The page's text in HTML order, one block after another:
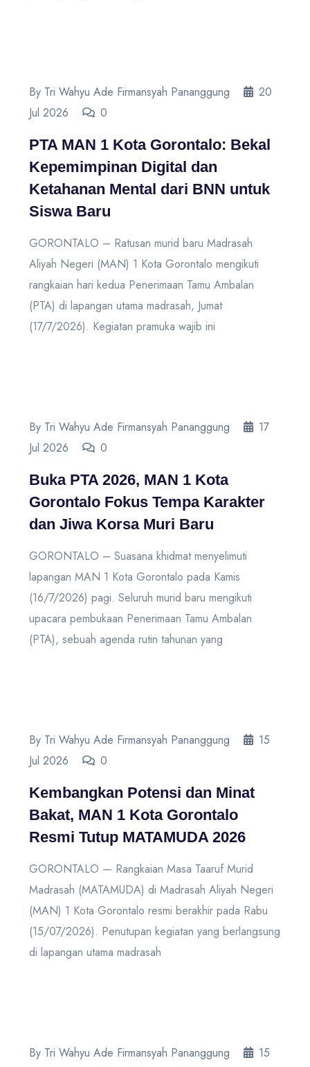
By Tri Wahyu Ade Firmansyah Pananggung
20
Jul 2026
0
PTA MAN 1 Kota Gorontalo: Bekal
Kepemimpinan Digital dan
Ketahanan Mental dari BNN untuk
Siswa Baru
GORONTALO – Ratusan murid baru Madrasah
Aliyah Negeri (MAN) 1 Kota Gorontalo mengikuti
rangkaian hari kedua Penerimaan Tamu Ambalan
(PTA) di lapangan utama madrasah, Jumat
(17/7/2026). Kegiatan pramuka wajib ini
By Tri Wahyu Ade Firmansyah Pananggung
17
Jul 2026
0
Buka PTA 2026, MAN 1 Kota
Gorontalo Fokus Tempa Karakter
dan Jiwa Korsa Muri Baru
GORONTALO – Suasana khidmat menyelimuti
lapangan MAN 1 Kota Gorontalo pada Kamis
(16/7/2026) pagi. Seluruh murid baru mengikuti
upacara pembukaan Penerimaan Tamu Ambalan
(PTA), sebuah agenda rutin tahunan yang
By Tri Wahyu Ade Firmansyah Pananggung
15
Jul 2026
0
Kembangkan Potensi dan Minat
Bakat, MAN 1 Kota Gorontalo
Resmi Tutup MATAMUDA 2026
GORONTALO — Rangkaian Masa Taaruf Murid
Madrasah (MATAMUDA) di Madrasah Aliyah Negeri
(MAN) 1 Kota Gorontalo resmi berakhir pada Rabu
(15/07/2026). Penutupan kegiatan yang berlangsung
di lapangan utama madrasah
By Tri Wahyu Ade Firmansyah Pananggung
15